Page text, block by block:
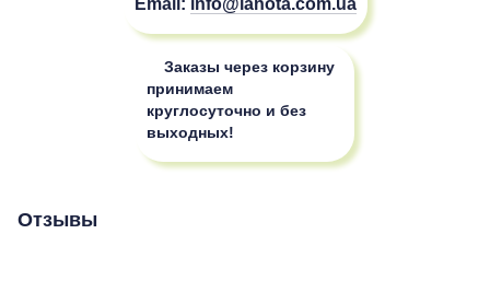
Заказы через корзину
принимаем
круглосуточно и без
выходных!
Отзывы